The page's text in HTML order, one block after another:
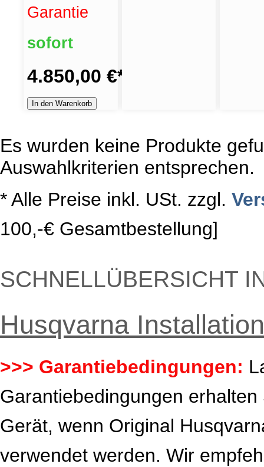
Garantie
sofort
4.850,00 €*
In den Warenkorb
Es wurden keine Produkte
Auswahlkriterien entsprechen.
* Alle Preise inkl. USt. zzgl.
100,-€ Gesamtbestellung]
SCHNELLÜBERSICHT
Husqvarna
>>> Garantiebedingungen:
Garantiebedingungen
Gerät, wenn Original
verwendet werden. Wir